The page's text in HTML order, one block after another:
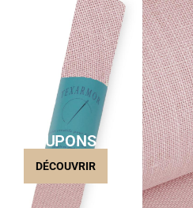
COUPONS
DÉCOUVRIR